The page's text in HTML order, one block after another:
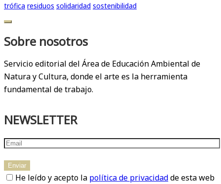
trófica residuos solidaridad sostenibilidad
Sobre nosotros
Servicio editorial del Área de Educación Ambiental de
Natura y Cultura, donde el arte es la herramienta
fundamental de trabajo.
NEWSLETTER
He leído y acepto la política de privacidadde esta web